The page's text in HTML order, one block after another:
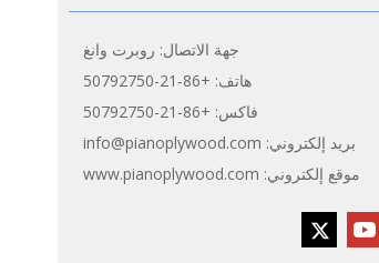
جهة الاتصال: روبرت وانغ
هاتف: +86-21-50792750
فاكس: +86-21-50792750
بريد إلكتروني: info@pianoplywood.com
موقع إلكتروني: www.pianoplywood.com